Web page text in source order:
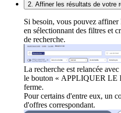
2. Affiner les résultats de votre
Si besoin, vous pouvez affiner
en sélectionnant des filtres et
de recherche.
La recherche est relancée
le bouton « APPLIQUER LE
ferme.
Pour certains d'entre eux, un
d'offres correspondant.